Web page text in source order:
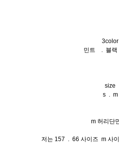
3color
민트 . 블
size
s . m
m 허리단
저는 157 . 66 사이즈 m 사